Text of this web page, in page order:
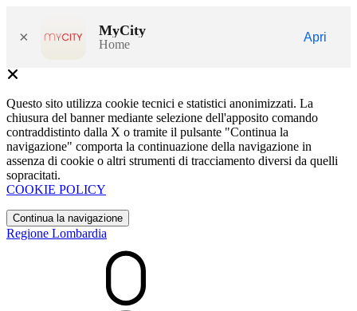
× MyCity
Home
Apri
Questo sito utilizza cookie tecnici e statistici anonimizzati. La
chiusura del banner mediante selezione dell'apposito comando
contraddistinto dalla X o tramite il pulsante "Continua la
navigazione" comporta la continuazione della navigazione in
assenza di cookie o altri strumenti di tracciamento diversi da quelli
sopracitati.
COOKIE POLICY
Continua la navigazione
Regione Lombardia